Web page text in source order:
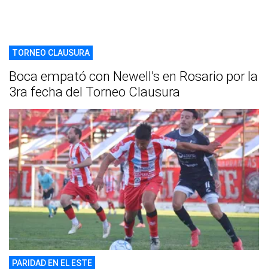
TORNEO CLAUSURA
Boca empató con Newell's en Rosario por la
3ra fecha del Torneo Clausura
PARIDAD EN EL ESTE